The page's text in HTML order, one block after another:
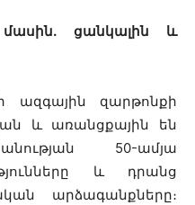
ցանկալին և
ազգային զարթոնքի
և առանցքային են
50-ամյա
և դրանց
արձագանքները։